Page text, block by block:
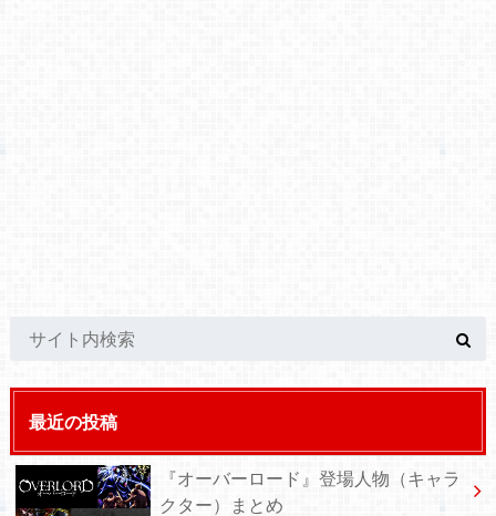
最近の投稿
『オーバーロード』登場人物（キャラ
クター）まとめ